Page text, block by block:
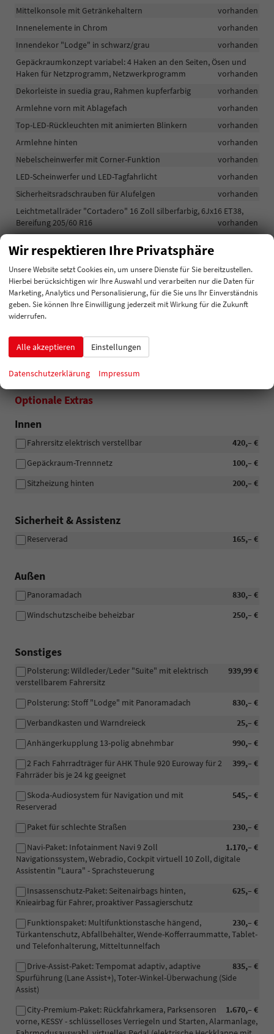
Mittelkonsole mit Getränkehaltern
vorhanden
Innenelemente in Chrom
vorhanden
Innendekor "Lodge" in schwarz/grau
vorhanden
Gepäckraumkonzept variabel: 4 Haken an den Seiten, Ösen und
Haken für Netzprogramm, Netzwerkprogramm
vorhanden
Dekorleiste in suedia grau, Rahmen kupferfarbig
vorhanden
Armlehne vorn mit Ablagefach
vorhanden
Top-LED-Rückleuchten mit animierten Blinkern
vorhanden
Armlehne hinten
vorhanden
Nebelscheinwerfer mit Corner-Funktion
vorhanden
LED-Scheinwerfer und LED-Tagfahrlicht
vorhanden
Sicherheitsradschrauben für Alufelgen
vorhanden
Leichtmetallräder "Cortadero" 16 Zoll silberfarbig, 6Jx16 ET38,
Bereifung 205/60 R16
vorhanden
Außentürschweller in platingrau
Dachträger silberfarbig
vorhanden
Eiskratzer im Tankdeckel
vorhanden
Scheibenbremsen hinten
vorhanden
Sunset
Garantiebeginn vor Auslieferung im Ausland!!!
Optionale Extras
Innen
420,– €
Fahrersitz elektrisch verstellbar
100,– €
Gepäckraum-Trennnetz
200,– €
Sitzheizung hinten
Sicherheit & Assistenz
165,– €
Reserverad
Außen
830,– €
Panoramadach
250,– €
Windschutzscheibe beheizbar
Sonstiges
939,99 €
Polsterung: Wildleder/Leder "Suite" mit elektrisch
verstellbarem Fahrersitz
830,– €
Polsterung: Stoff "Lodge" mit Panoramadach
25,– €
Verbandkasten und Warndreieck
990,– €
Anhängerkupplung 13-polig abnehmbar
399,– €
2 Fach Fahrradträger für AHK Thule 920 Euroway für 2
Fahrräder bis je 24 kg geeignet
545,– €
Skoda-Audiosystem für Navigation und mit
Reserverad
230,– €
Paket für schlechte Straßen
1.170,– €
Navi-Paket: Infotainment Navi 9 Zoll
Navigationssystem, Webradio, Cockpit virtuell 10 Zoll, digitale
Assistentin "Laura" - Sprachsteuerung
625,– €
Insassenschutz-Paket: Seitenairbags hinten,
Knieairbag für Fahrer, proaktiver Passagierschutz
230,– €
Funktionspaket: Multifunktionstasche hängend,
Türkantenschutz, Abfallbehälter, Wende-Kofferraummatte, Tablet-
und Telefonhalterung, Mitteltunnelfach
835,– €
Drive-Assist-Paket: Tempomat adaptiv, adaptive
Spurführung (Lane Assist+), Toter-Winkel-Überwachung (Side
Assist)
1.670,– €
City-Premium-Paket: Rückfahrkamera, Parksensoren
vorne, KESSY - schlüsselloses Verriegeln und Starten, Alarmanlage,
Wir respektieren Ihre Privatsphäre
Unsere Website setzt Cookies ein, um unsere Dienste für Sie bereitzustellen.
Hierbei berücksichtigen wir Ihre Auswahl und verarbeiten nur die Daten für
Marketing, Analytics und Personalisierung, für die Sie uns Ihr Einverständnis
geben. Sie können Ihre Einwilligung jederzeit mit Wirkung für die Zukunft
widerrufen.
Alle akzeptieren Einstellungen
Datenschutzerklärung Impressum